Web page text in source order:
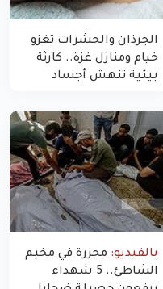
الجرذان والحشرات تغزو
خيام ومنازل غزة.. كارثة
بيئية تنهش أجساد
بالفيديو: مجزرة في مخيم
الشاطئ.. 5 شهداء